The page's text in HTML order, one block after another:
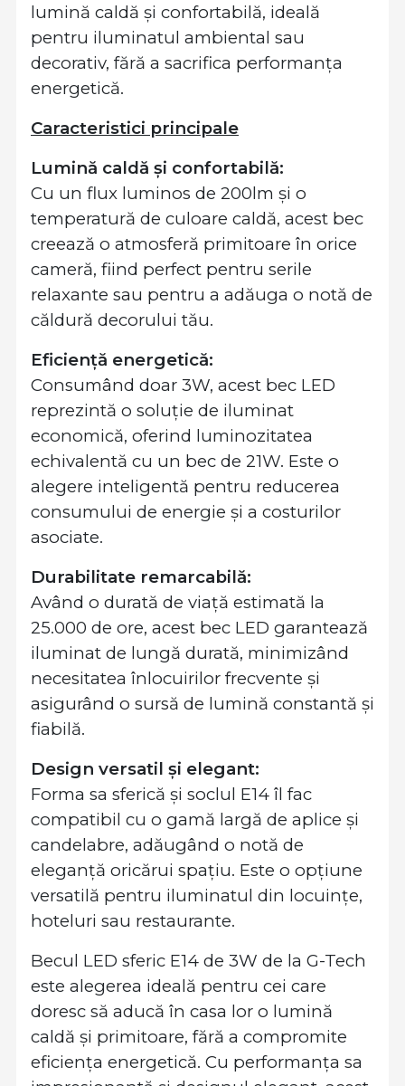
lumină caldă și confortabilă, ideală
pentru iluminatul ambiental sau
decorativ, fără a sacrifica performanța
energetică.
Caracteristici principale
Lumină caldă și confortabilă:
Cu un flux luminos de 200lm și o
temperatură de culoare caldă, acest bec
creează o atmosferă primitoare în orice
cameră, fiind perfect pentru serile
relaxante sau pentru a adăuga o notă de
căldură decorului tău.
Eficiență energetică:
Consumând doar 3W, acest bec LED
reprezintă o soluție de iluminat
economică, oferind luminozitatea
echivalentă cu un bec de 21W. Este o
alegere inteligentă pentru reducerea
consumului de energie și a costurilor
asociate.
Durabilitate remarcabilă:
Având o durată de viață estimată la
25.000 de ore, acest bec LED garantează
iluminat de lungă durată, minimizând
necesitatea înlocuirilor frecvente și
asigurând o sursă de lumină constantă și
fiabilă.
Design versatil și elegant:
Forma sa sferică și soclul E14 îl fac
compatibil cu o gamă largă de aplice și
candelabre, adăugând o notă de
eleganță oricărui spațiu. Este o opțiune
versatilă pentru iluminatul din locuințe,
hoteluri sau restaurante.
Becul LED sferic E14 de 3W de la G-Tech
este alegerea ideală pentru cei care
doresc să aducă în casa lor o lumină
caldă și primitoare, fără a compromite
eficiența energetică. Cu performanța sa